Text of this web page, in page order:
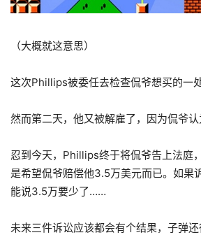
（大概就这意思）
这次Phillips被委任去检查侃爷想买的一处
然而第二天，他又被解雇了，因为侃爷认
忍到今天，Phillips终于将侃爷告上法庭
是希望侃爷赔偿他3.5万美元而已。如果
能说3.5万要少了……
未来三件诉讼应该都会有个结果，子弹